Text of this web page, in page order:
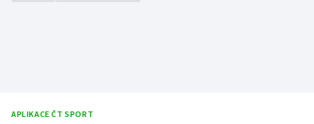
APLIKACE ČT SPORT